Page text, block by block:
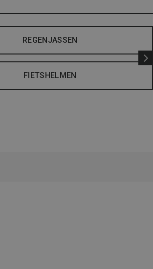
REGENJASSEN
FIETSHELMEN